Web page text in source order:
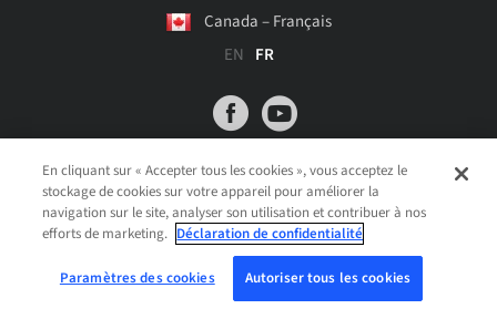
Canada – Français
EN FR
© 2026 Institut Straumann AG
Mention légale
Avis de confidentialité
Impression
Conditions Générales
Forced Labour Report
IFU
Paramètres des cookies
En cliquant sur « Accepter tous les cookies », vous acceptez le
stockage de cookies sur votre appareil pour améliorer la
navigation sur le site, analyser son utilisation et contribuer à nos
efforts de marketing. Déclaration de confidentialité
Paramètres des cookies Autoriser tous les cookies